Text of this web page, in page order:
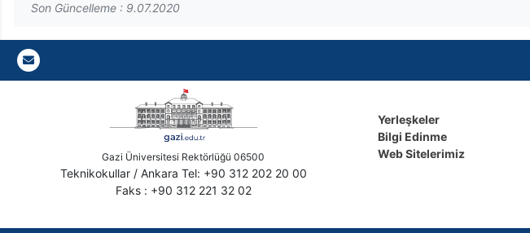
Son Güncelleme : 9.07.2020
Gazi E-Mail
Gazi Üniversitesi Rektörlüğü 06500
Teknikokullar / Ankara Tel: +90 312 202 20 00
Faks : +90 312 221 32 02
Yerleşkeler
Bilgi Edinme
Web Sitelerimiz